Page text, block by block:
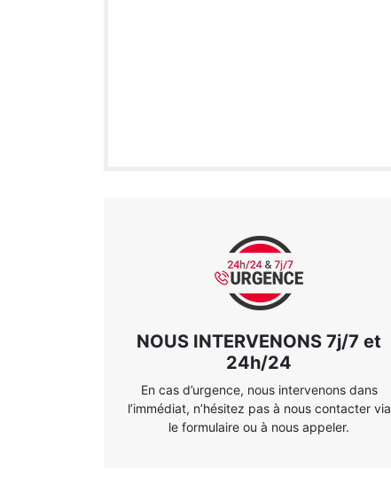
NOUS INTERVENONS 7j/7 et
24h/24
En cas d’urgence, nous intervenons dans
l’immédiat, n’hésitez pas à nous contacter via
le formulaire ou à nous appeler.